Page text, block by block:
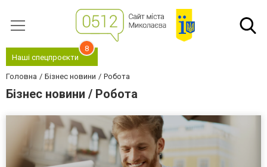
Наші спецпроєкти
8
Головна Бізнес новини Робота
Бізнес новини / Робота